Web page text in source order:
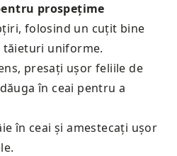
prospețime
folosind un cuțit bine
uniforme.
presați ușor feliile de
în ceai pentru a
în ceai și amestecați ușor